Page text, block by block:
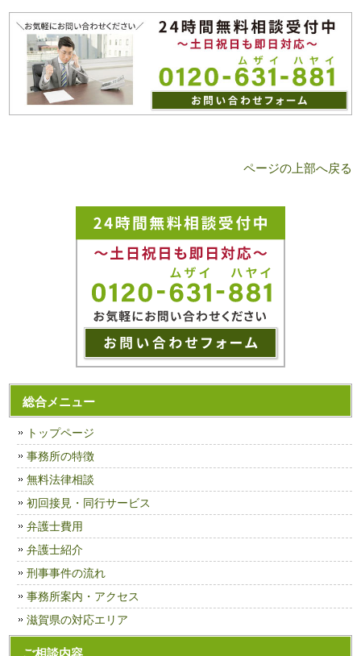
ページの上部へ戻る
総合メニュー
トップページ
事務所の特徴
無料法律相談
初回接見・同行サービス
弁護士費用
弁護士紹介
刑事事件の流れ
事務所案内・アクセス
滋賀県の対応エリア
ご相談内容